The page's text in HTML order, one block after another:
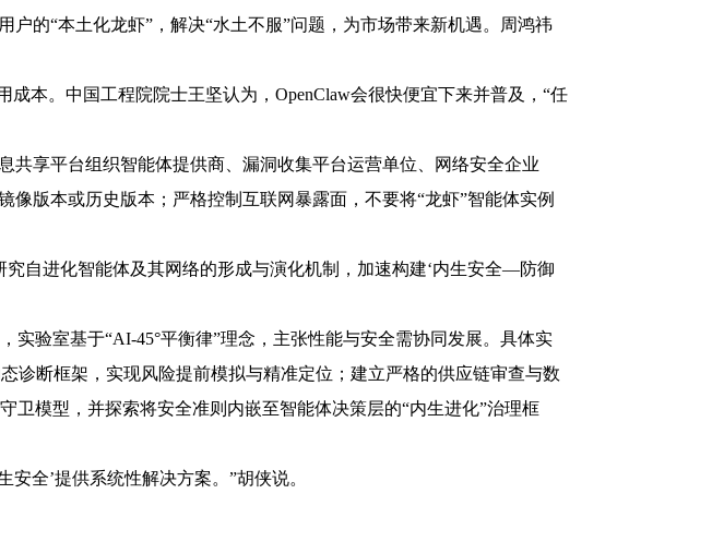
的“本土化龙虾”，解决“水土不服”问题，为市场带来新机遇。周鸿祎
本。中国工程院院士王坚认为，OpenClaw会很快便宜下来并普及，“任
共享平台组织智能体提供商、漏洞收集平台运营单位、网络安全企业
版本或历史版本；严格控制互联网暴露面，不要将“龙虾”智能体实例
自进化智能体及其网络的形成与演化机制，加速构建‘内生安全—防御
验室基于“AI-45°平衡律”理念，主张性能与安全需协同发展。具体实
诊断框架，实现风险提前模拟与精准定位；建立严格的供应链审查与数
模型，并探索将安全准则内嵌至智能体决策层的“内生进化”治理框
全’提供系统性解决方案。”胡侠说。